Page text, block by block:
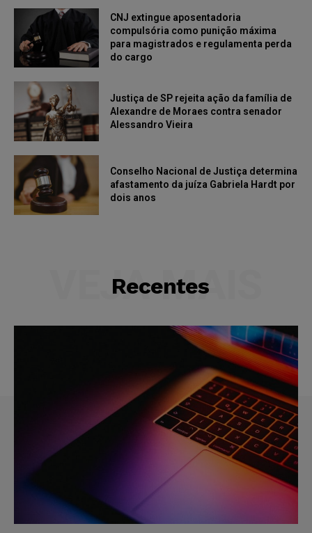
CNJ extingue aposentadoria
compulsória como punição máxima
para magistrados e regulamenta perda
do cargo
Justiça de SP rejeita ação da família de
Alexandre de Moraes contra senador
Alessandro Vieira
Conselho Nacional de Justiça determina
afastamento da juíza Gabriela Hardt por
dois anos
Recentes
VEJA MAIS